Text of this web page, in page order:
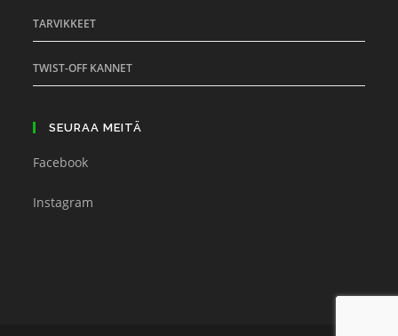
TARVIKKEET
TWIST-OFF KANNET
SEURAA MEITÄ
Facebook
Instagram